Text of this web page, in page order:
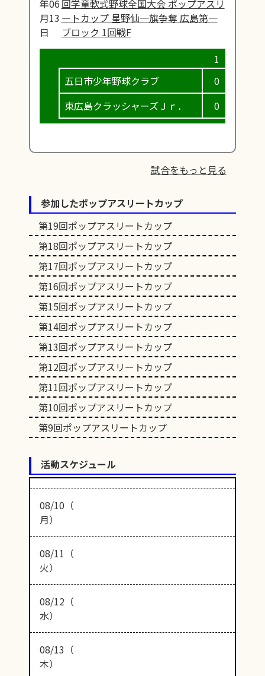
年06
月13
日
回学童軟式野球全国大会 ポップアスリ
ートカップ 星野仙一旗争奪 広島第一
ブロック 1回戦F
五日市少年野球クラブ
東広島クラッシャーズＪｒ．
0
0
試合をもっと見る
参加したポップアスリートカップ
第19回ポップアスリートカップ
第18回ポップアスリートカップ
第17回ポップアスリートカップ
第16回ポップアスリートカップ
第15回ポップアスリートカップ
第14回ポップアスリートカップ
第13回ポップアスリートカップ
第12回ポップアスリートカップ
第11回ポップアスリートカップ
第10回ポップアスリートカップ
第9回ポップアスリートカップ
活動スケジュール
08/10（
月）
08/11（
火）
08/12（
水）
08/13（
木）